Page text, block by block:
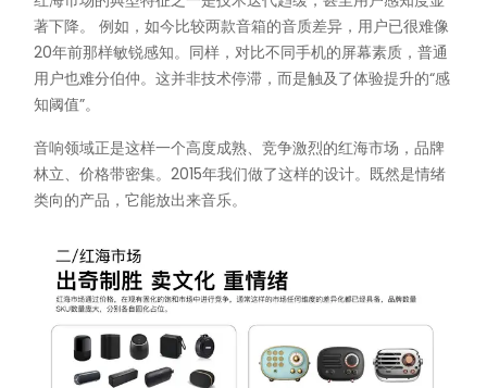
著下降。 例如，如今比较两款音箱的音质差异，用户已很难像
20年前那样敏锐感知。同样，对比不同手机的屏幕素质，普通
用户也难分伯仲。这并非技术停滞，而是触及了体验提升的“感
知阈值”。
音响领域正是这样一个高度成熟、竞争激烈的红海市场，品牌
林立、价格带密集。2015年我们做了这样的设计。既然是情绪
类向的产品，它能放出来音乐。